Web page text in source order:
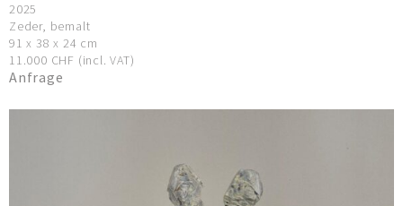
2025
Zeder, bemalt
91 x 38 x 24 cm
11.000 CHF (incl. VAT)
Anfrage